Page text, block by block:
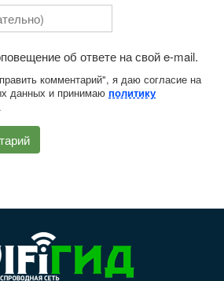
об ответе на свой e-mail.
комментарий", я даю согласие на
данных и принимаю политику
.